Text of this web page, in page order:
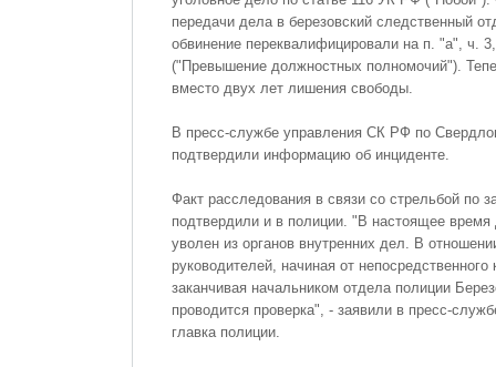
передачи дела в березовский следственный
обвинение переквалифицировали на п. "а", ч.
("Превышение должностных полномочий").
вместо двух лет лишения свободы.
В пресс-службе управления СК РФ по
подтвердили информацию об инциденте.
Факт расследования в связи со стрельбой по
подтвердили и в полиции. "В настоящее время
уволен из органов внутренних дел. В
руководителей, начиная от непосредственного
заканчивая начальником отдела полиции
проводится проверка", - заявили в пресс-
главка полиции.